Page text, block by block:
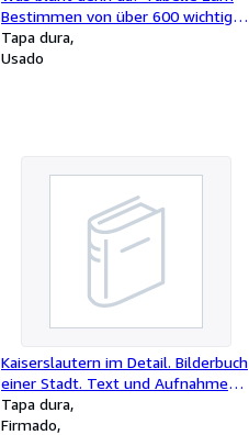
Bestimmen von über 600 wichtigen
Pflanzen nach der Blüte.
Tapa dura
Usado
Kaiserslautern im Detail. Bilderbuch
einer Stadt. Text und Aufnahmen:
Architekt Fritz Becker
Tapa dura
Firmado